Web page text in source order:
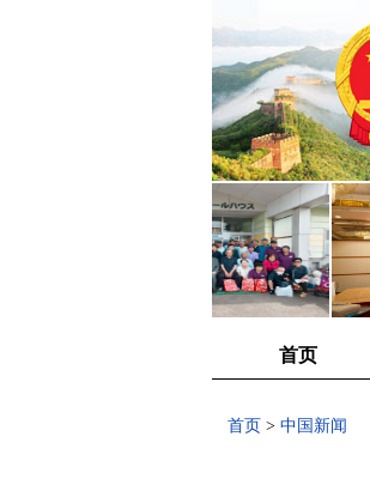
首页
首页 > 中国新闻